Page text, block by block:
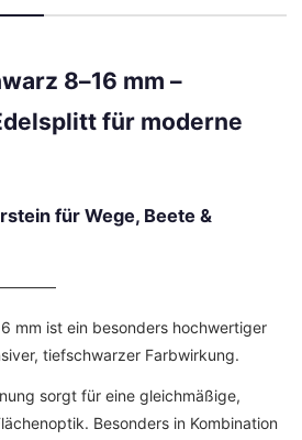
8–16 mm –
für moderne
für Wege, Beete &
mm ist ein besonders hochwertiger
tiefschwarzer Farbwirkung.
sorgt für eine gleichmäßige,
Besonders in Kombination